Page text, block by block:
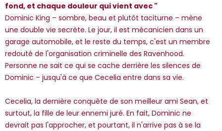
fond, et chaque douleur qui vient avec "
Dominic King – sombre, beau et plutôt taciturne – mène
une double vie secrète. Le jour, il est mécanicien dans un
garage automobile, et le reste du temps, c'est un membre
redouté de l'organisation criminelle des Ravenhood.
Personne ne sait ce qui se cache derrière les silences de
Dominic – jusqu'à ce que Cecelia entre dans sa vie.
Cecelia, la dernière conquête de son meilleur ami Sean, et
surtout, la fille de leur ennemi juré. En fait, Dominic ne
devrait pas l'approcher, et pourtant, il n'arrive pas à se la
*Guests cannot publish reviews